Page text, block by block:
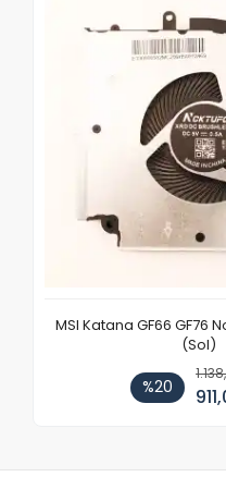
MSI Katana GF66 GF76
(Sol)
%20